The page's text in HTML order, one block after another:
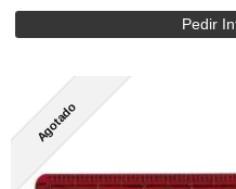
Pedir
Agotado